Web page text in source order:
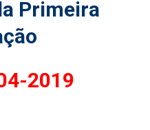
Primeira
2019